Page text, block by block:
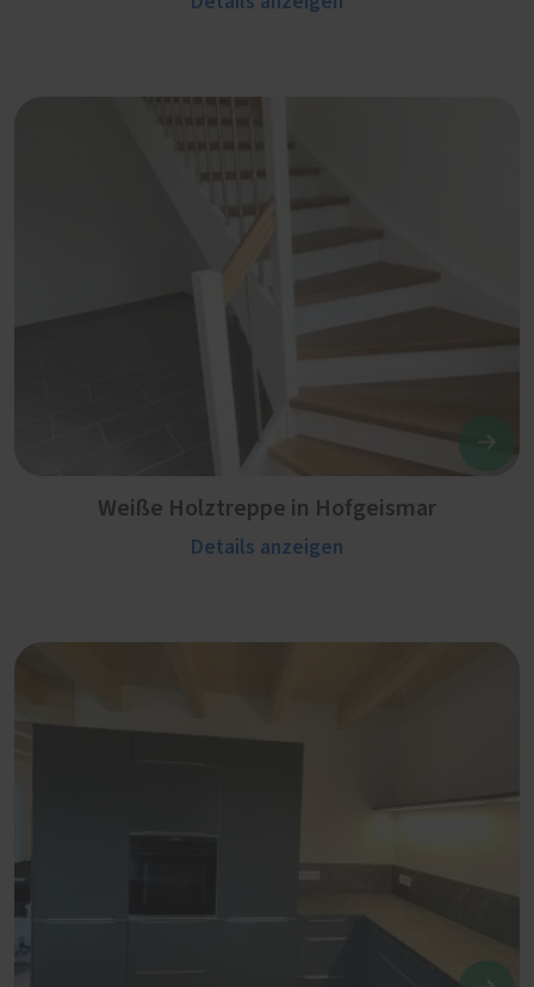
Weiße Holztreppe in Hofgeismar
Details anzeigen